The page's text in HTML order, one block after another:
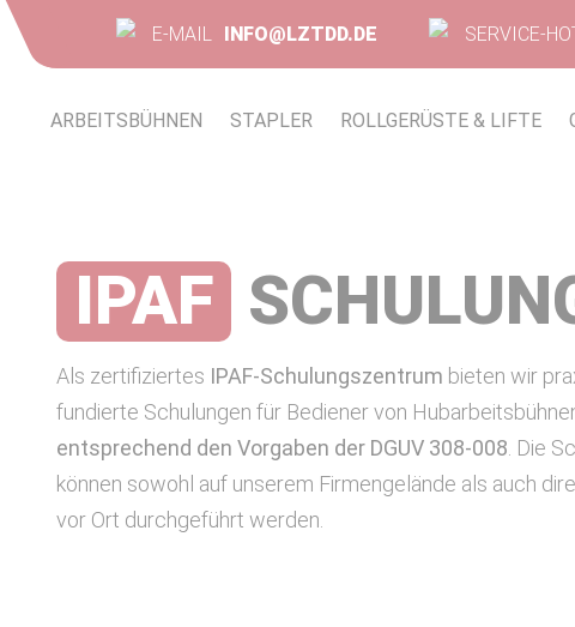
E-MAIL INFO@LZTDD.DE SERVICE-
ARBEITSBÜHNEN STAPLER ROLLGERÜSTE & LIFTE
IPAF
Als zertifiziertes IPAF-Schulungszentrum bieten wir
fundierte Schulungen für Bediener von
entsprechend den Vorgaben der DGUV 308-008 . Die
können sowohl auf unserem Firmengelände als auch
vor Ort durchgeführt werden.